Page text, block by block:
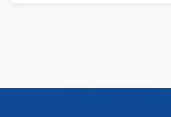
USD $2,597